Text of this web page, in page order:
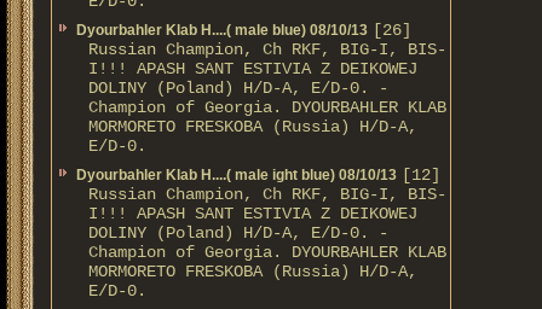
Dyourbahler Klab H....( male blue) 08/10/13 [26]
Russian Champion, Ch RKF, BIG-I, BIS-
I!!! APASH SANT ESTIVIA Z DEIKOWEJ
DOLINY (Poland) H/D-A, E/D-0. -
Champion of Georgia. DYOURBAHLER KLAB
MORMORETO FRESKOBA (Russia) H/D-A,
E/D-0.
Dyourbahler Klab H....( male ight blue) 08/10/13 [12]
Russian Champion, Ch RKF, BIG-I, BIS-
I!!! APASH SANT ESTIVIA Z DEIKOWEJ
DOLINY (Poland) H/D-A, E/D-0. -
Champion of Georgia. DYOURBAHLER KLAB
MORMORETO FRESKOBA (Russia) H/D-A,
E/D-0.